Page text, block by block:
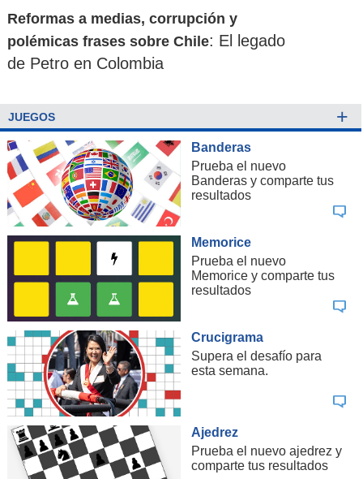
Reformas a medias, corrupción y
polémicas frases sobre Chile: El legado
de Petro en Colombia
JUEGOS +
Banderas
Prueba el nuevo
Banderas y comparte tus
resultados
Memorice
Prueba el nuevo
Memorice y comparte tus
resultados
Crucigrama
Supera el desafío para
esta semana.
Ajedrez
Prueba el nuevo ajedrez y
comparte tus resultados